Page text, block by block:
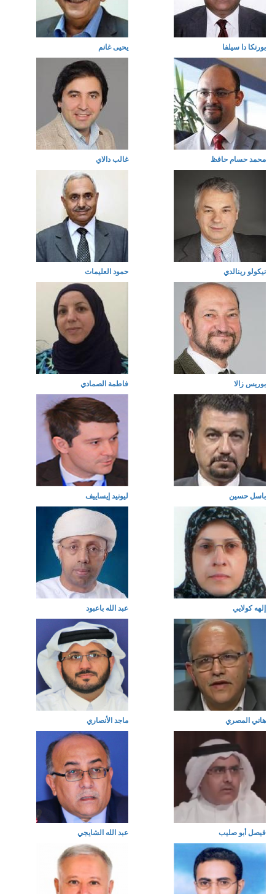
بورنكا دا سيلفا يحيى غانم
محمد حسام حافظ غالب دالاي
نيكولو رينالدي حمود العليمات
بوريس زالا فاطمة الصمادي
باسل حسين ليونيد إيساييف
إلهه كولايي عبد الله باعبود
هاني المصري ماجد الأنصاري
فيصل أبو صليب عبد الله الشايجي